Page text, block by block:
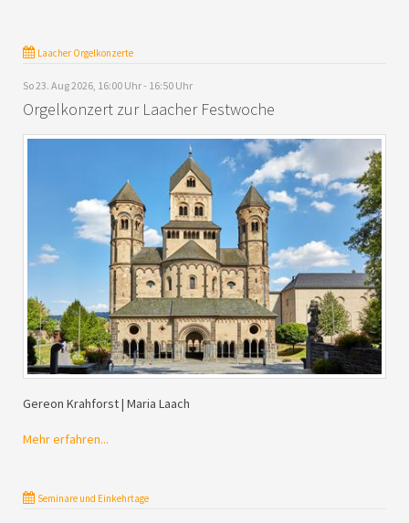
Laacher Orgelkonzerte
So 23. Aug 2026, 16:00 Uhr - 16:50 Uhr
Orgelkonzert zur Laacher Festwoche
Gereon Krahforst | Maria Laach
Mehr erfahren...
Seminare und Einkehrtage